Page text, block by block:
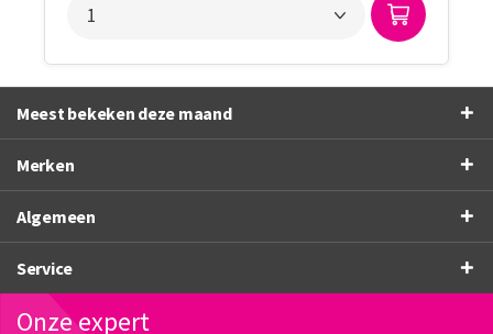
Meest bekeken deze maand
Merken
Algemeen
Service
Onze expert